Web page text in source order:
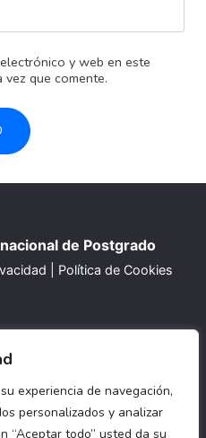
experiencia de navegación,
personalizados y analizar
“Aceptar todo” usted da su
y web en este
que comente.
de Postgrado
Política de Cookies